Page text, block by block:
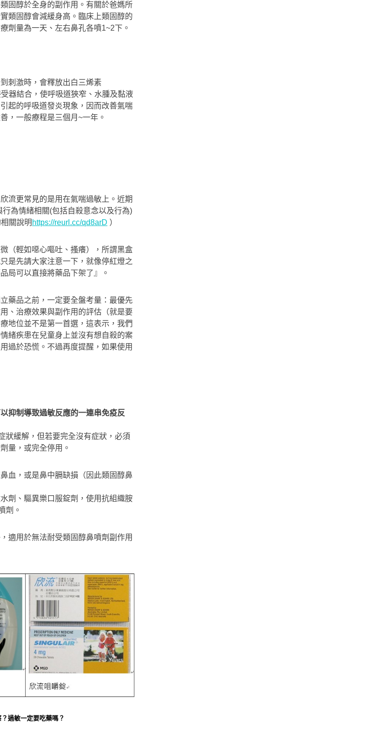
固醇於全身的副作用。有關於爸媽所
類固醇會減緩身高。臨床上類固醇的
劑量為一天、左右鼻孔各噴1~2下。
刺激時，會釋放出白三烯素
器結合，使呼吸道狹窄、水腫及黏液
起的呼吸道發炎現象，因而改善氣喘
，一般療程是三個月~一年。
流更常見的是用在氣喘過敏上。近期
為情緒相關(包括自殺意念以及行為)
關說明 https://reurl.cc/qd8arD ）
（輕如噁心嘔吐、搔癢），所謂黑盒
是先請大家注意一下，就像停紅燈之
局可以直接將藥品下架了』。
藥品之前，一定要全盤考量：最優先
、治療效果與副作用的評估（就是要
地位並不是第一首選，這表示，我們
緒疾患在兒童身上並沒有想自殺的案
過於恐慌。不過再度提醒，如果使用
抑制導致過敏反應的一連串免疫反
狀緩解，但若要完全沒有症狀，必須
量，或完全停用。
血，或是鼻中膈缺損（因此類固醇鼻
劑、驅異樂口服錠劑，使用抗組織胺
劑。
適用於無法耐受類固醇鼻噴劑副作用
過敏一定要吃藥嗎？